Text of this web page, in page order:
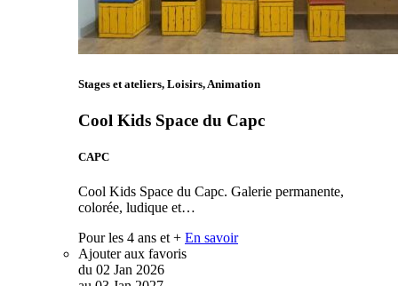
Stages et ateliers, Loisirs, Animation
Cool Kids Space du Capc
CAPC
Cool Kids Space du Capc. Galerie permanente,
colorée, ludique et…
Pour les 4 ans et + En savoir
Ajouter aux favoris
du 02 Jan 2026